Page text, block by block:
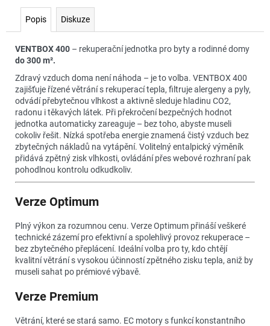
Popis Diskuze
VENTBOX 400 – rekuperační jednotka pro byty a rodinné domy
do 300 m².
Zdravý vzduch doma není náhoda – je to volba. VENTBOX 400
zajišťuje řízené větrání s rekuperací tepla, filtruje alergeny a pyly,
odvádí přebytečnou vlhkost a aktivně sleduje hladinu CO2,
radonu i těkavých látek. Při překročení bezpečných hodnot
jednotka automaticky zareaguje – bez toho, abyste museli
cokoliv řešit. Nízká spotřeba energie znamená čistý vzduch bez
zbytečných nákladů na vytápění. Volitelný entalpický výměník
přidává zpětný zisk vlhkosti, ovládání přes webové rozhraní pak
pohodlnou kontrolu odkudkoliv.
Verze Optimum
Plný výkon za rozumnou cenu. Verze Optimum přináší veškeré
technické zázemí pro efektivní a spolehlivý provoz rekuperace –
bez zbytečného přeplácení. Ideální volba pro ty, kdo chtějí
kvalitní větrání s vysokou účinností zpětného zisku tepla, aniž by
museli sahat po prémiové výbavě.
Verze Premium
Větrání, které se stará samo. EC motory s funkcí konstantního